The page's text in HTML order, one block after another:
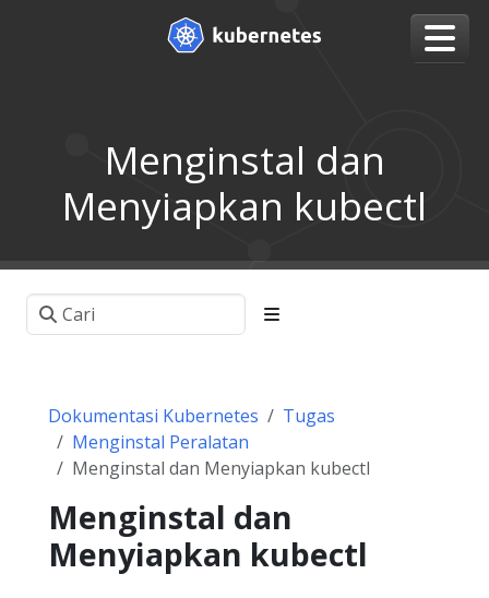
Menginstal dan
Menyiapkan kubectl
Dokumentasi Kubernetes
Tugas
Menginstal Peralatan
Menginstal dan Menyiapkan kubectl
Menginstal dan
Menyiapkan kubectl